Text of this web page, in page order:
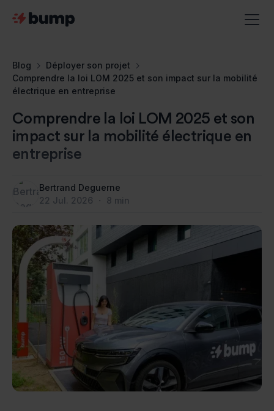
Blog
Déployer son projet
Comprendre la loi LOM 2025 et son impact sur la mobilité
électrique en entreprise
Comprendre la loi LOM 2025 et son
impact sur la mobilité électrique en
entreprise
Bertrand Deguerne
22 Jul. 2026 ・ 8 min